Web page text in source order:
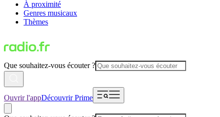
À proximité
Genres musicaux
Thèmes
Que souhaitez-vous écouter ?
Ouvrir l'appDécouvrir Prime